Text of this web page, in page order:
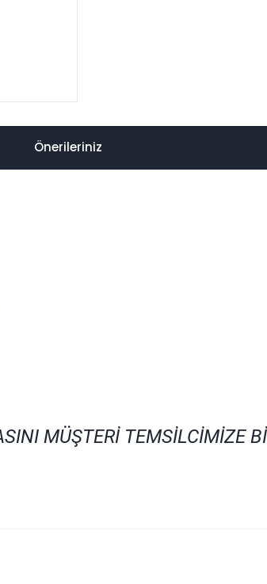
Önerileriniz
MÜŞTERİ TEMSİLCİMİZE